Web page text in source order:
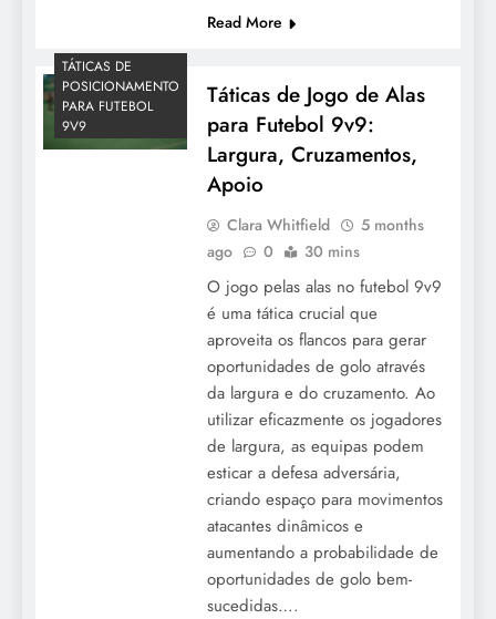
Read More
TÁTICAS DE
POSICIONAMENTO
PARA FUTEBOL
9V9
Táticas de Jogo de Alas
para Futebol 9v9:
Largura, Cruzamentos,
Apoio
Clara Whitfield
5 months
ago
0 30 mins
O jogo pelas alas no futebol 9v9
é uma tática crucial que
aproveita os flancos para gerar
oportunidades de golo através
da largura e do cruzamento. Ao
utilizar eficazmente os jogadores
de largura, as equipas podem
esticar a defesa adversária,
criando espaço para movimentos
atacantes dinâmicos e
aumentando a probabilidade de
oportunidades de golo bem-
sucedidas….